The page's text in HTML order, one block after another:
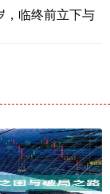
，临终前立下与